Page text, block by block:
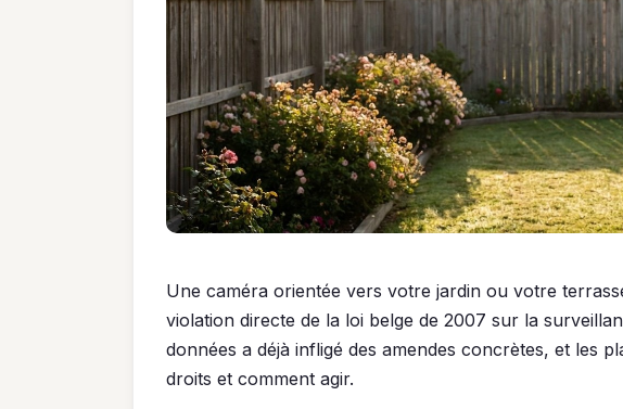
Une caméra orientée vers votre jardin ou votre
violation directe de la loi belge de 2007 sur la
données a déjà infligé des amendes concrètes, et les
droits et comment agir.